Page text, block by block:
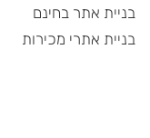
בניית אתר בחינם
בניית אתרי מכירות